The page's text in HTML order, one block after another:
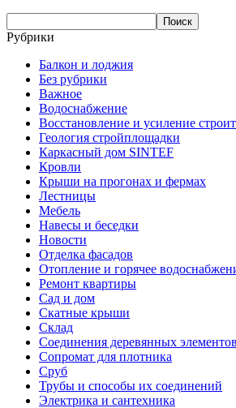
Рубрики
Балкон и лоджия
Без рубрики
Важное
Водоснабжение
Восстановление и усиление
Геология стройплощадки
Каркасный дом SINTEF
Кровли
Крыши на прогонах и фермах
Лестницы
Мебель
Навесы и беседки
Новости
Отделка фасадов
Отопление и горячее
Ремонт квартиры
Сад и дом
Скатные крыши
Склад
Соединения деревянных элементов
Сопромат для плотника
Сруб
Трубы и способы их соединений
Электрика и сантехника